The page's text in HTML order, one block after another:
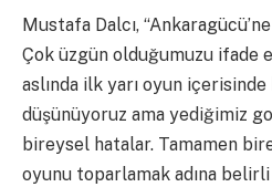
Mustafa Dalcı,
Çok üzgün olduğumuzu ifade
aslında ilk yarı oyun içerisinde
düşünüyoruz ama yediğimiz
bireysel hatalar. Tamamen
oyunu toparlamak adına